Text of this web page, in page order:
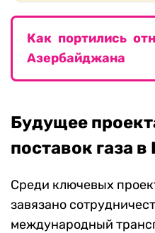
Как портились
Азербайджана
Будущее
поставок газа в
Среди ключевых
завязано
международный